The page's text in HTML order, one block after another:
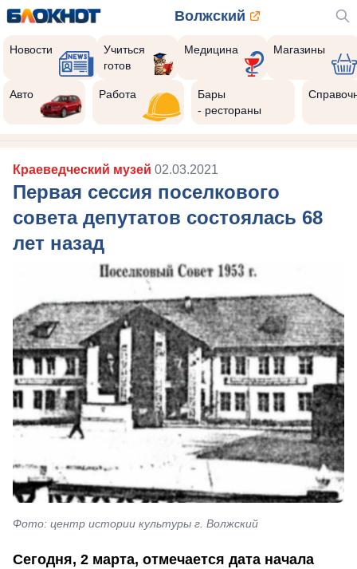
Волжский
Новости
Учиться
готов
Медицина Магазины
Авто Работа
Бары
- рестораны
Краеведческий музей 02.03.2021
Первая сессия поселкового
совета депутатов состоялась 68
лет назад
Фото: центр истории культуры г. Волжский
Сегодня, 2 марта, отмечается дата начала